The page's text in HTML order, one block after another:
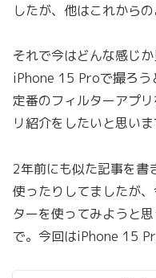
したが、他はこれからの
それで今はどんな感じ
iPhone 15 Proで撮ろう
定番のフィルターアプ
リ紹介をしたいと思いま
2年前にも似た記事を書
使ったりしてましたが
ターを使ってみようと
で。今回はiPhone 15